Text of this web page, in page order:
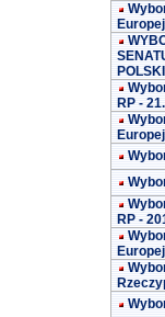
RP -
RP -